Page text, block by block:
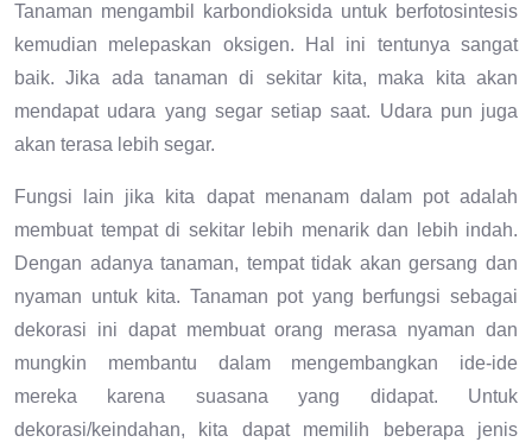
Tanaman mengambil karbondioksida untuk berfotosintesis
kemudian melepaskan oksigen. Hal ini tentunya sangat
baik. Jika ada tanaman di sekitar kita, maka kita akan
mendapat udara yang segar setiap saat. Udara pun juga
akan terasa lebih segar.
Fungsi lain jika kita dapat menanam dalam pot adalah
membuat tempat di sekitar lebih menarik dan lebih indah.
Dengan adanya tanaman, tempat tidak akan gersang dan
nyaman untuk kita. Tanaman pot yang berfungsi sebagai
dekorasi ini dapat membuat orang merasa nyaman dan
mungkin membantu dalam mengembangkan ide-ide
mereka karena suasana yang didapat. Untuk
dekorasi/keindahan, kita dapat memilih beberapa jenis